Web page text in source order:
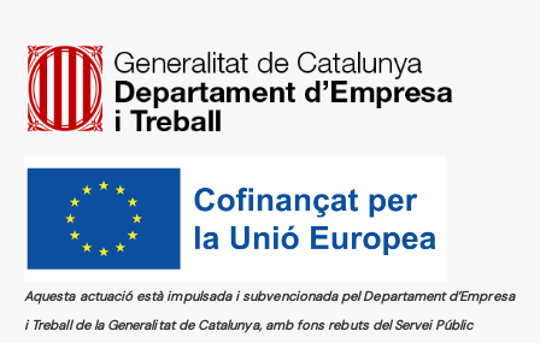
Aquesta actuació està impulsada i subvencionada pel Departament d’Empresa
i Treball de la Generalitat de Catalunya, amb fons rebuts del Servei Públic